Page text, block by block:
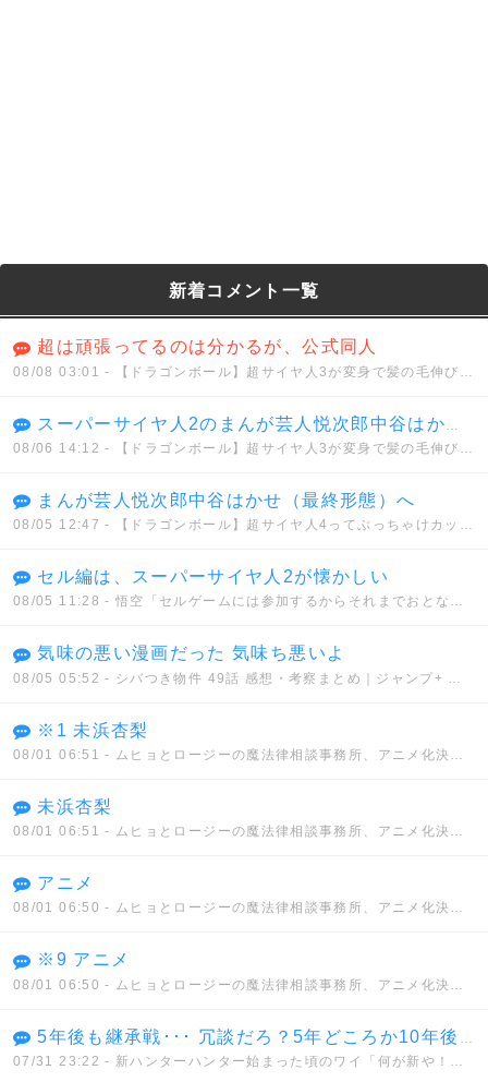
新着コメント一覧
超は頑張ってるのは分かるが、公式同人
08/08 03:01 - 【ドラゴンボール】超サイヤ人3が変身で髪の毛伸びるのは分かるけどさwwwwww
スーパーサイヤ人2のまんが芸人悦次郎中谷はかせ（ハイパー）
08/06 14:12 - 【ドラゴンボール】超サイヤ人3が変身で髪の毛伸びるのは分かるけどさwwwwww
まんが芸人悦次郎中谷はかせ（最終形態）へ
08/05 12:47 - 【ドラゴンボール】超サイヤ人4ってぶっちゃけカッコイイと思う？？？
セル編は、スーパーサイヤ人2が懐かしい
08/05 11:28 - 悟空「セルゲームには参加するからそれまでおとなしくしてろ」セル「うん、わかった」
気味の悪い漫画だった 気味ち悪いよ
08/05 05:52 - シバつき物件 49話 感想・考察まとめ｜ジャンプ+ 大森えす 【読者の反応】
※1 未浜杏梨
08/01 06:51 - ムヒョとロージーの魔法律相談事務所、アニメ化決定！！
未浜杏梨
08/01 06:51 - ムヒョとロージーの魔法律相談事務所、アニメ化決定！！
アニメ
08/01 06:50 - ムヒョとロージーの魔法律相談事務所、アニメ化決定！！
※9 アニメ
08/01 06:50 - ムヒョとロージーの魔法律相談事務所、アニメ化決定！！
5年後も継承戦･･･ 冗談だろ？5年どころか10年後も継承戦だぜ･･･
07/31 23:22 - 新ハンターハンター始まった頃のワイ「何が新や！何もかもクソやんけ」→